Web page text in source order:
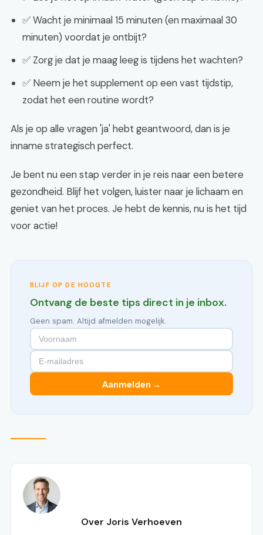
✅ Wacht je minimaal 15 minuten (en maximaal 30
minuten) voordat je ontbijt?
✅ Zorg je dat je maag leeg is tijdens het wachten?
✅ Neem je het supplement op een vast tijdstip,
zodat het een routine wordt?
Als je op alle vragen 'ja' hebt geantwoord, dan is je
inname strategisch perfect.
Je bent nu een stap verder in je reis naar een betere
gezondheid. Blijf het volgen, luister naar je lichaam en
geniet van het proces. Je hebt de kennis, nu is het tijd
voor actie!
BLIJF OP DE HOOGTE
Ontvang de beste tips direct in je inbox.
Geen spam. Altijd afmelden mogelijk.
Aanmelden →
Over Joris Verhoeven